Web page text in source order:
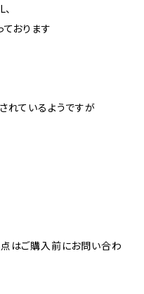
ております
れているようですが
はご購入前にお問い合わ